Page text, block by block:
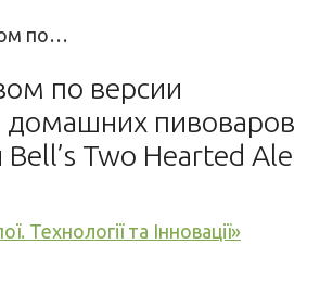
по…
по версии
домашних пивоваров
Two Hearted Ale
Технології та Інновації»